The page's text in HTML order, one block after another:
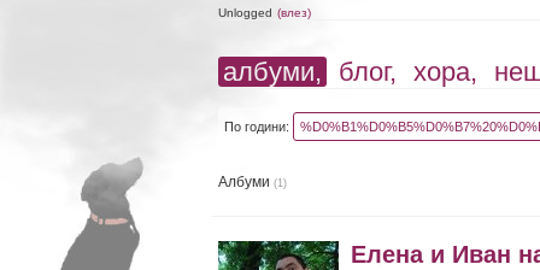
Unlogged (влез)
албуми, блог, хора,
По години:
Албуми(1)
Елена и Иван